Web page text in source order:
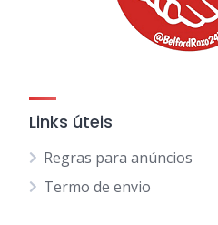
Links úteis
Regras para anúncios
Termo de envio